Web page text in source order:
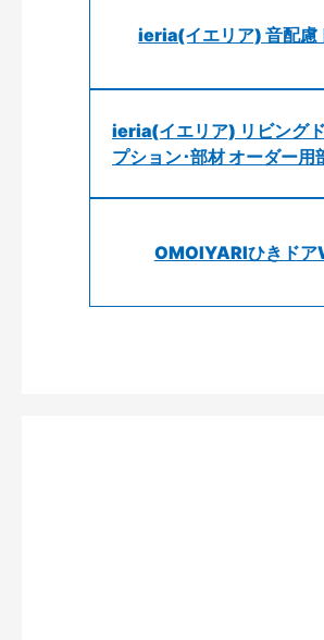
ieria(イエリア) 音配慮
ieria(イエリア) リビング
プション･部材 オーダー用
OMOIYARIひきドア